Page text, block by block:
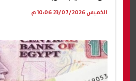
الخميس 23/07/2026 10:06 م